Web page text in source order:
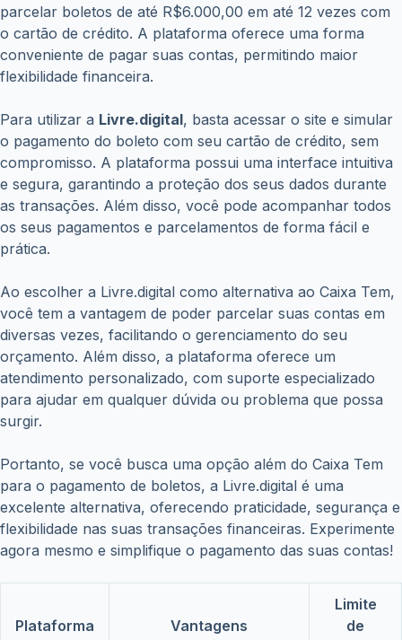
parcelar boletos de até R$6.000,00 em até 12 vezes com
o cartão de crédito. A plataforma oferece uma forma
conveniente de pagar suas contas, permitindo maior
flexibilidade financeira.
Para utilizar a Livre.digital, basta acessar o site e simular
o pagamento do boleto com seu cartão de crédito, sem
compromisso. A plataforma possui uma interface intuitiva
e segura, garantindo a proteção dos seus dados durante
as transações. Além disso, você pode acompanhar todos
os seus pagamentos e parcelamentos de forma fácil e
prática.
Ao escolher a Livre.digital como alternativa ao Caixa Tem,
você tem a vantagem de poder parcelar suas contas em
diversas vezes, facilitando o gerenciamento do seu
orçamento. Além disso, a plataforma oferece um
atendimento personalizado, com suporte especializado
para ajudar em qualquer dúvida ou problema que possa
surgir.
Portanto, se você busca uma opção além do Caixa Tem
para o pagamento de boletos, a Livre.digital é uma
excelente alternativa, oferecendo praticidade, segurança e
flexibilidade nas suas transações financeiras. Experimente
agora mesmo e simplifique o pagamento das suas contas!
Plataforma Vantagens
Limite
de